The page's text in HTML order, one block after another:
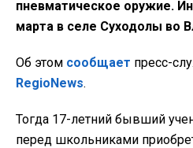
пневматическое оружие.
марта в селе Суходолы во
Об этом сообщает пресс-
RegioNews.
Тогда 17-летний бывший
перед школьниками